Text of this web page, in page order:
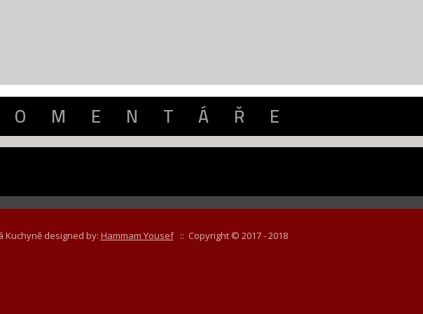
Kuchyně designed by: Hammam Yousef:: Copyright © 2017 - 2018